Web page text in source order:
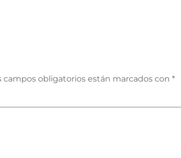
campos obligatorios están marcados con *